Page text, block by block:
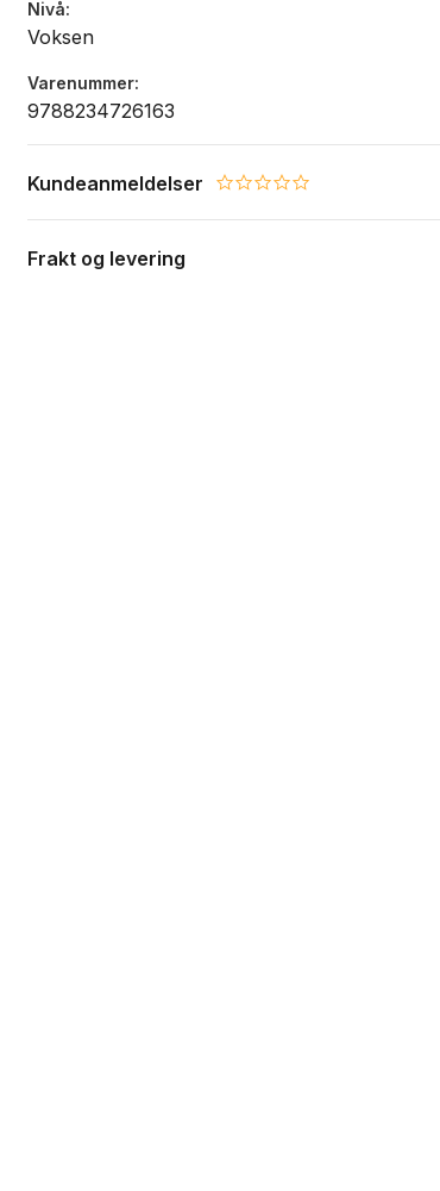
Nivå
Voksen
Varenummer
9788234726163
Kundeanmeldelser 0.0 star rating
Frakt og levering